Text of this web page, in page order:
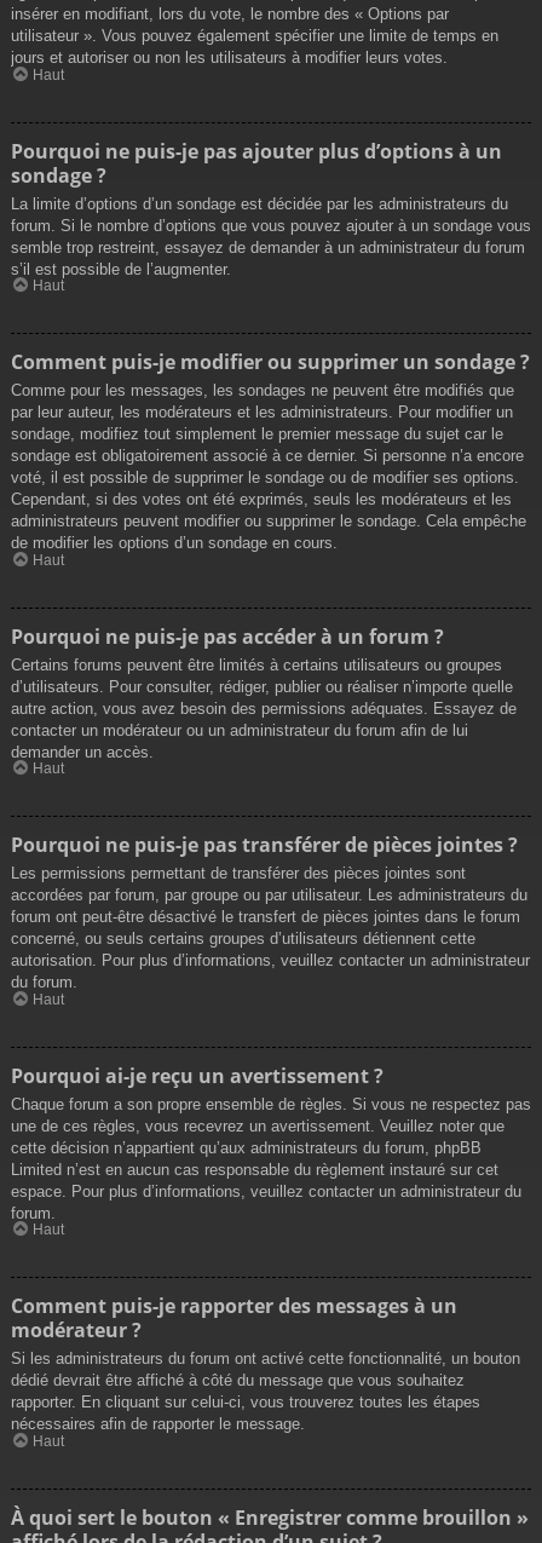
insérer en modifiant, lors du vote, le nombre des « Options par
utilisateur ». Vous pouvez également spécifier une limite de temps en
jours et autoriser ou non les utilisateurs à modifier leurs votes.
Haut
Pourquoi ne puis-je pas ajouter plus d’options à un
sondage ?
La limite d’options d’un sondage est décidée par les administrateurs du
forum. Si le nombre d’options que vous pouvez ajouter à un sondage vous
semble trop restreint, essayez de demander à un administrateur du forum
s’il est possible de l’augmenter.
Haut
Comment puis-je modifier ou supprimer un sondage ?
Comme pour les messages, les sondages ne peuvent être modifiés que
par leur auteur, les modérateurs et les administrateurs. Pour modifier un
sondage, modifiez tout simplement le premier message du sujet car le
sondage est obligatoirement associé à ce dernier. Si personne n’a encore
voté, il est possible de supprimer le sondage ou de modifier ses options.
Cependant, si des votes ont été exprimés, seuls les modérateurs et les
administrateurs peuvent modifier ou supprimer le sondage. Cela empêche
de modifier les options d’un sondage en cours.
Haut
Pourquoi ne puis-je pas accéder à un forum ?
Certains forums peuvent être limités à certains utilisateurs ou groupes
d’utilisateurs. Pour consulter, rédiger, publier ou réaliser n’importe quelle
autre action, vous avez besoin des permissions adéquates. Essayez de
contacter un modérateur ou un administrateur du forum afin de lui
demander un accès.
Haut
Pourquoi ne puis-je pas transférer de pièces jointes ?
Les permissions permettant de transférer des pièces jointes sont
accordées par forum, par groupe ou par utilisateur. Les administrateurs du
forum ont peut-être désactivé le transfert de pièces jointes dans le forum
concerné, ou seuls certains groupes d’utilisateurs détiennent cette
autorisation. Pour plus d’informations, veuillez contacter un administrateur
du forum.
Haut
Pourquoi ai-je reçu un avertissement ?
Chaque forum a son propre ensemble de règles. Si vous ne respectez pas
une de ces règles, vous recevrez un avertissement. Veuillez noter que
cette décision n’appartient qu’aux administrateurs du forum, phpBB
Limited n’est en aucun cas responsable du règlement instauré sur cet
espace. Pour plus d’informations, veuillez contacter un administrateur du
forum.
Haut
Comment puis-je rapporter des messages à un
modérateur ?
Si les administrateurs du forum ont activé cette fonctionnalité, un bouton
dédié devrait être affiché à côté du message que vous souhaitez
rapporter. En cliquant sur celui-ci, vous trouverez toutes les étapes
nécessaires afin de rapporter le message.
Haut
À quoi sert le bouton « Enregistrer comme brouillon »